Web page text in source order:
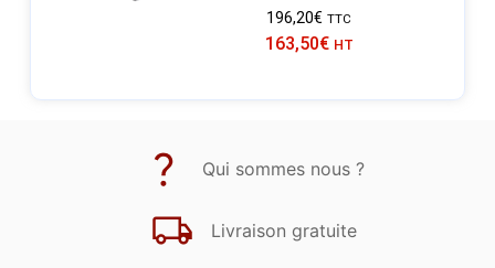
196,20€ TTC
163,50€ HT
Qui sommes nous ?
Livraison gratuite